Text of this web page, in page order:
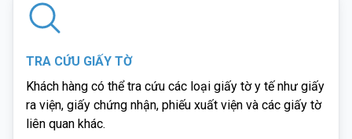
TRA CỨU GIẤY TỜ
Khách hàng có thể tra cứu các loại giấy tờ y tế như giấy
ra viện, giấy chứng nhận, phiếu xuất viện và các giấy tờ
liên quan khác.